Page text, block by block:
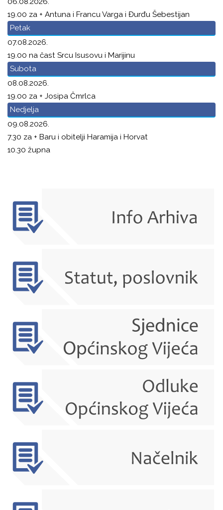
19.00 za + Antuna i Francu Varga i Đurđu Šebestijan
Petak
07.08.2026.
19.00 na čast Srcu Isusovu i Marijinu
Subota
08.08.2026.
19.00 za + Josipa Čmrlca
Nedjelja
09.08.2026.
7.30 za + Baru i obitelji Haramija i Horvat
10.30 župna